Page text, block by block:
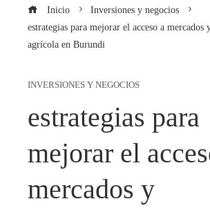
Inicio
Inversiones y negocios
estrategias para mejorar el acceso a
agrícola en Burundi
INVERSIONES Y NEGOCIOS
estrategias para
mejorar el
mercados y